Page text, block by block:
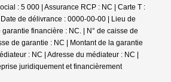
: 5 000 | Assurance RCP : NC | Carte T :
de délivrance : 0000-00-00 | Lieu de
financière : NC. | N° de caisse de
de garantie : NC | Montant de la garantie
: NC | Adresse du médiateur : NC |
juridiquement et financièrement